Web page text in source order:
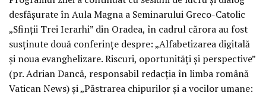
desfășurate în Aula Magna a Seminarului Greco-Catolic
„Sfinții Trei Ierarhi” din Oradea, în cadrul cărora au fost
susținute două conferințe despre: „Alfabetizarea digitală
și noua evanghelizare. Riscuri, oportunități și perspective”
(pr. Adrian Dancă, responsabil redacția în limba română
Vatican News) și „Păstrarea chipurilor și a vocilor umane: